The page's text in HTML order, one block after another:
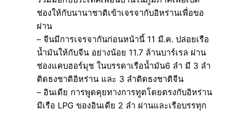
ช่องให้กับนานาชาติเข้าเจรจากับอิหร่านเพื่อขอ
ผ่าน
– จีนมีการเจรจากันก่อนหน้านี้ 11 มี.ค. ปล่อยเรือ
น้ำมันให้กับจีน อย่างน้อย 11.7 ล้านบาร์เรล ผ่าน
ช่องแคบฮอร์มุช ในบรรดาเรือน้ำมัน6 ลำ มี 3 ลำ
ติดธงชาติอิหร่าน และ 3 ลำติดธงชาติจีน
– อินเดีย การพูดคุยทางการทูตโดยตรงกับอิหร่าน
มีเรือ LPG ของอินเดีย 2 ลำ ผ่านและเรือบรรทุก